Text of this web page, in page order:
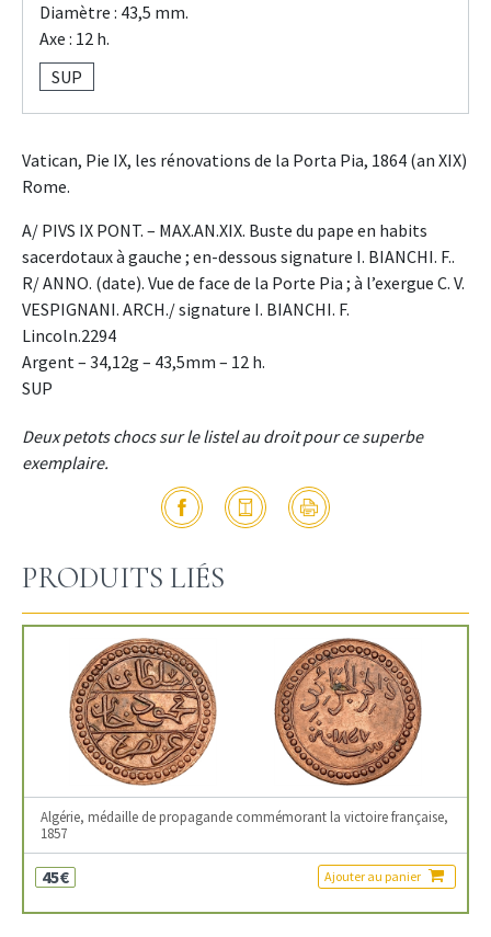
Diamètre : 43,5 mm.
Axe : 12 h.
SUP
Vatican, Pie IX, les rénovations de la Porta Pia, 1864 (an XIX)
Rome.
A/ PIVS IX PONT. – MAX.AN.XIX. Buste du pape en habits
sacerdotaux à gauche ; en-dessous signature I. BIANCHI. F..
R/ ANNO. (date). Vue de face de la Porte Pia ; à l’exergue C. V.
VESPIGNANI. ARCH./ signature I. BIANCHI. F.
Lincoln.2294
Argent – 34,12g – 43,5mm – 12 h.
SUP
Deux petots chocs sur le listel au droit pour ce superbe
exemplaire.
PRODUITS LIÉS
Algérie, médaille de propagande commémorant la victoire française,
1857
45€ Ajouter au panier